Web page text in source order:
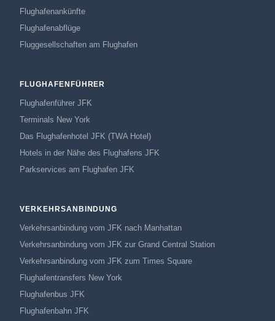
Flughafenankünfte
Flughafenabflüge
Fluggesellschaften am Flughafen
FLUGHAFENFÜHRER
Flughafenführer JFK
Terminals New York
Das Flughafenhotel JFK (TWA Hotel)
Hotels in der Nähe des Flughafens JFK
Parkservices am Flughafen JFK
VERKEHRSANBINDUNG
Verkehrsanbindung vom JFK nach Manhattan
Verkehrsanbindung vom JFK zur Grand Central Station
Verkehrsanbindung vom JFK zum Times Square
Flughafentransfers New York
Flughafenbus JFK
Flughafenbahn JFK